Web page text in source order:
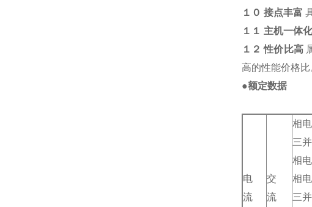
１０ 接点丰富
１１ 主机一体
１２性价比高
高的性能价格比
●额定数据
电
流
交
流
相
三
相
相
三